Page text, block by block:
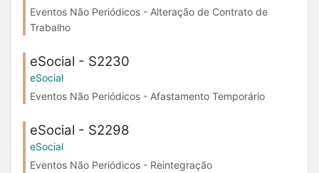
Eventos Não Periódicos - Alteração de Contrato de
Trabalho
eSocial - S2230
eSocial
Eventos Não Periódicos - Afastamento Temporário
eSocial - S2298
eSocial
Eventos Não Periódicos - Reintegração